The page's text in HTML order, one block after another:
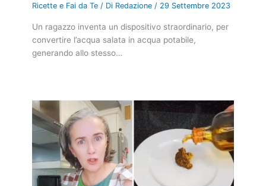
Ricette e Fai da Te / Di Redazione / 29 Settembre 2023
Un ragazzo inventa un dispositivo straordinario, per
convertire l’acqua salata in acqua potabile,
generando allo stesso…